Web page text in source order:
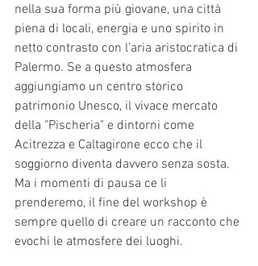
nella sua forma più giovane, una città
piena di locali, energia e uno spirito in
netto contrasto con l'aria aristocratica di
Palermo. Se a questo atmosfera
aggiungiamo un centro storico
patrimonio Unesco, il vivace mercato
della "Pischeria" e dintorni come
Acitrezza e Caltagirone ecco che il
soggiorno diventa davvero senza sosta.
Ma i momenti di pausa ce li
prenderemo, il fine del workshop è
sempre quello di creare un racconto che
evochi le atmosfere dei luoghi.